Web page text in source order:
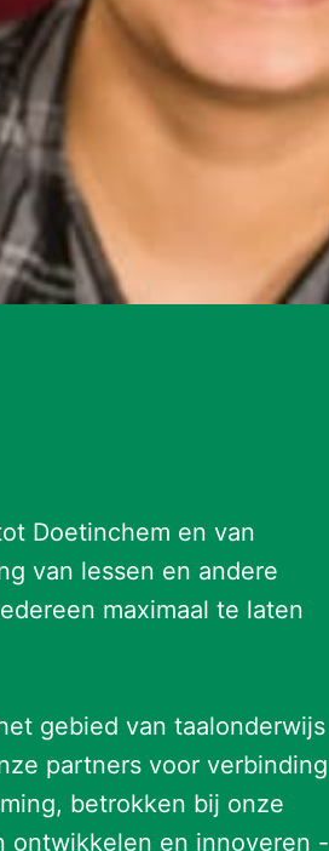
Doetinchem en van
van lessen en andere
maximaal te laten
gebied van taalonderwijs
partners voor verbinding
betrokken bij onze
ontwikkelen en innoveren -